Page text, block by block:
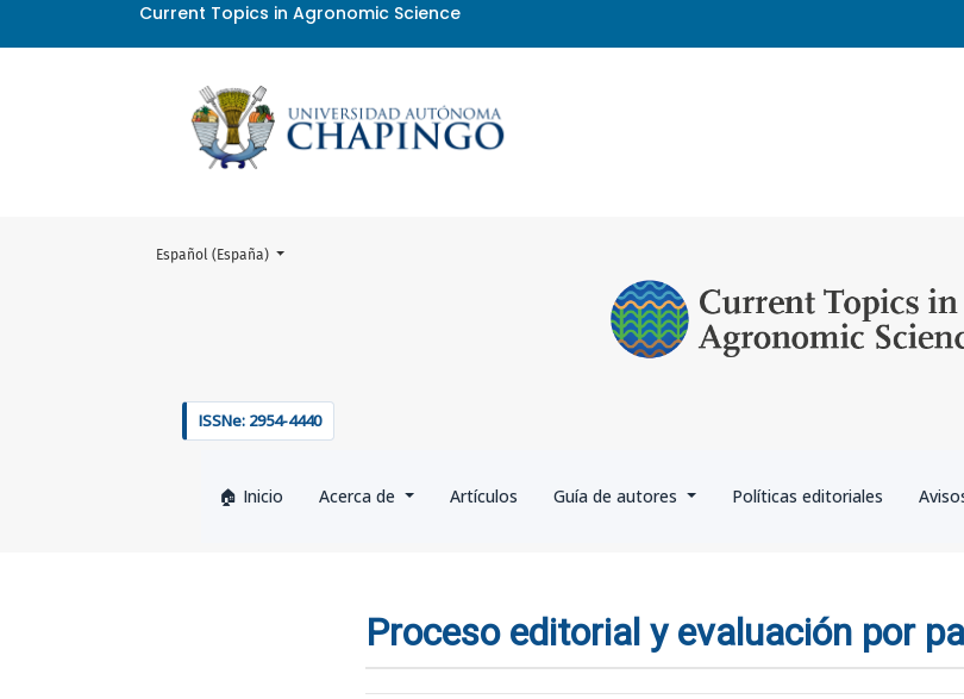
Current Topics in Agronomic Science
Proceso editorial y evaluación por pares
ISSNe: 2954-4440
Inicio Acerca de Artículos Guía de autores Políticas editoriales
Cambiar el idioma. El actual es:
Español (España)
Proceso editorial y evaluación por